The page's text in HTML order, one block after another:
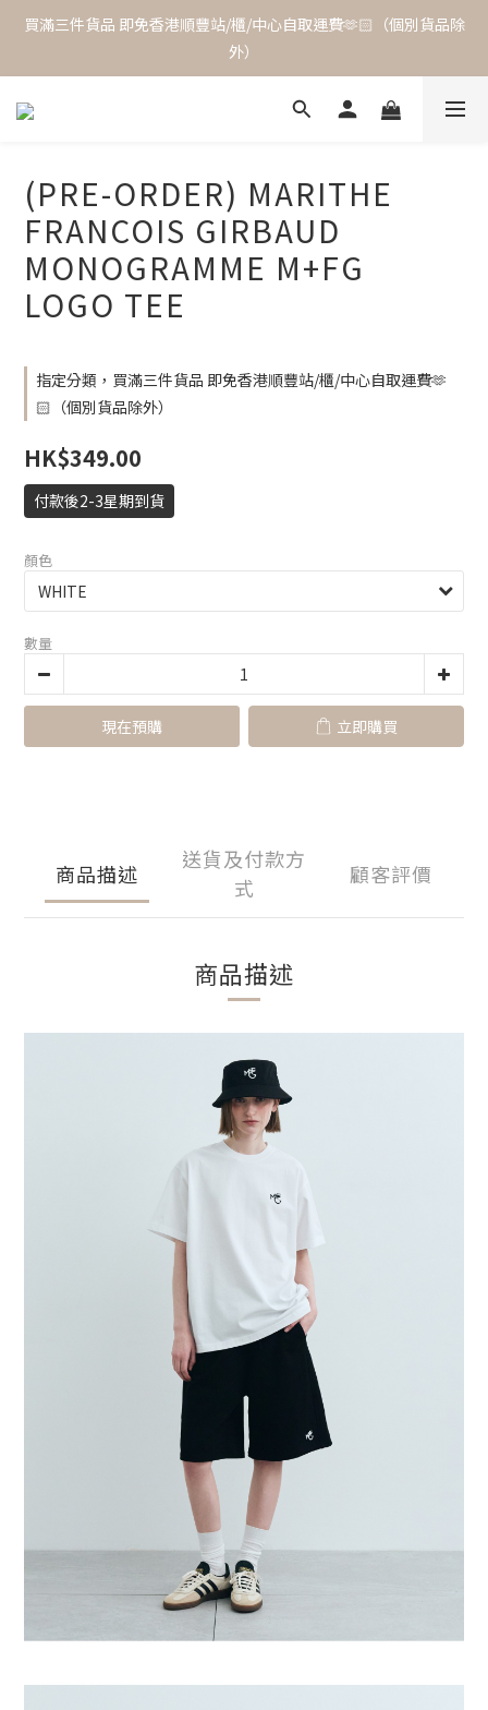
買滿三件貨品 即免香港順豐站/櫃/中心自取運費🫶🏻（個別貨品除
外）
(PRE-ORDER) MARITHE
FRANCOIS GIRBAUD
MONOGRAMME M+FG
LOGO TEE
指定分類，買滿三件貨品 即免香港順豐站/櫃/中心自取運費🫶
🏻（個別貨品除外）
HK$349.00
付款後2-3星期到貨
顏色
數量
現在預購 立即購買
商品描述
送貨及付款方
式
顧客評價
商品描述